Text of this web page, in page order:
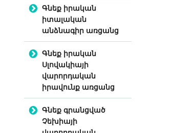
Գնեք իրական
իտալական
անձնագիր առցանց
Գնեք իրական
Սլովակիայի
վարորդական
իրավունք առցանց
Գնեք գրանցված
Չեխիայի